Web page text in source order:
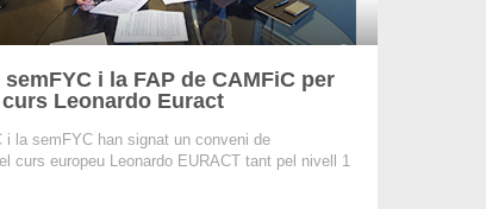
i la FAP de CAMFiC per
Leonardo Euract
i la semFYC han signat un conveni de
curs europeu Leonardo EURACT tant pel nivell 1